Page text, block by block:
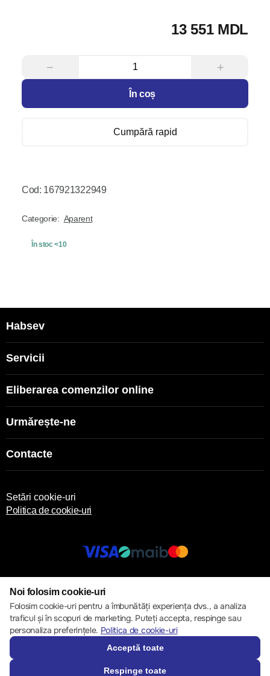
13 551 MDL
− +
În coș
Cumpără rapid
Cod: 167921322949
Categorie: Aparent
În stoc <10
Habsev
Servicii
Eliberarea comenzilor online
Urmărește-ne
Contacte
Setări cookie-uri
Politica de cookie-uri
Noi folosim cookie-uri
Folosim cookie-uri pentru a îmbunătăți experiența dvs., a analiza
traficul și în scopuri de marketing. Puteți accepta, respinge sau
personaliza preferințele. Politica de cookie-uri
Acceptă toate
Respinge toate